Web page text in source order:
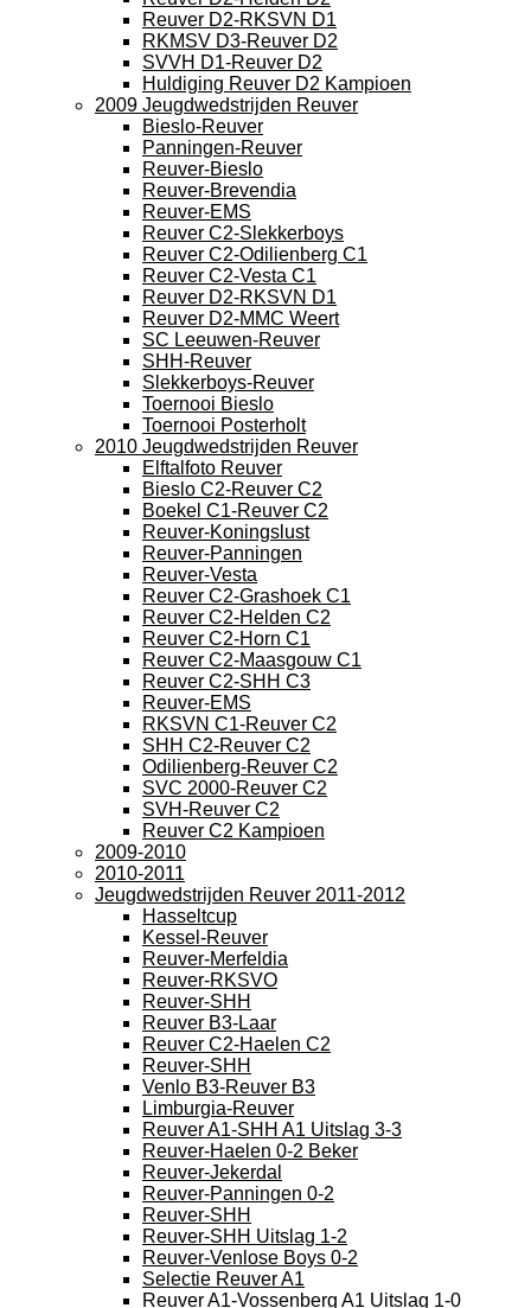
Reuver D2-RKSVN D1
RKMSV D3-Reuver D2
SVVH D1-Reuver D2
Huldiging Reuver D2 Kampioen
2009 Jeugdwedstrijden Reuver
Bieslo-Reuver
Panningen-Reuver
Reuver-Bieslo
Reuver-Brevendia
Reuver-EMS
Reuver C2-Slekkerboys
Reuver C2-Odilienberg C1
Reuver C2-Vesta C1
Reuver D2-RKSVN D1
Reuver D2-MMC Weert
SC Leeuwen-Reuver
SHH-Reuver
Slekkerboys-Reuver
Toernooi Bieslo
Toernooi Posterholt
2010 Jeugdwedstrijden Reuver
Elftalfoto Reuver
Bieslo C2-Reuver C2
Boekel C1-Reuver C2
Reuver-Koningslust
Reuver-Panningen
Reuver-Vesta
Reuver C2-Grashoek C1
Reuver C2-Helden C2
Reuver C2-Horn C1
Reuver C2-Maasgouw C1
Reuver C2-SHH C3
Reuver-EMS
RKSVN C1-Reuver C2
SHH C2-Reuver C2
Odilienberg-Reuver C2
SVC 2000-Reuver C2
SVH-Reuver C2
Reuver C2 Kampioen
2009-2010
2010-2011
Jeugdwedstrijden Reuver 2011-2012
Hasseltcup
Kessel-Reuver
Reuver-Merfeldia
Reuver-RKSVO
Reuver-SHH
Reuver B3-Laar
Reuver C2-Haelen C2
Reuver-SHH
Venlo B3-Reuver B3
Limburgia-Reuver
Reuver A1-SHH A1 Uitslag 3-3
Reuver-Haelen 0-2 Beker
Reuver-Jekerdal
Reuver-Panningen 0-2
Reuver-SHH
Reuver-SHH Uitslag 1-2
Reuver-Venlose Boys 0-2
Selectie Reuver A1
Reuver A1-Vossenberg A1 Uitslag 1-0